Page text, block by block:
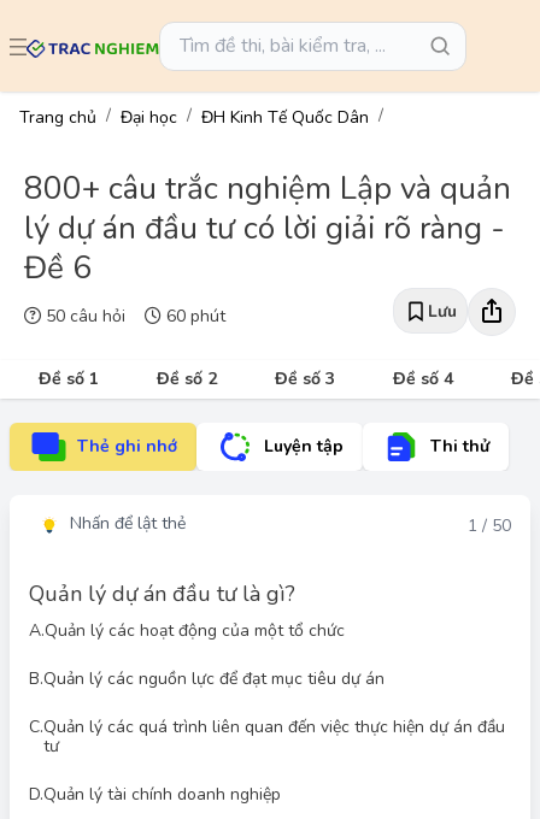
Trang chủ Đại học ĐH Kinh Tế Quốc Dân
800+ câu trắc nghiệm Lập và quản
lý dự án đầu tư có lời giải rõ ràng -
Đề 6
50 câu hỏi 60 phút Lưu
Đề số 1 Đề số 2 Đề số 3 Đề số 4 Đề
Thẻ ghi nhớ Luyện tập Thi thử
Nhấn để lật thẻ 1 / 50
Quản lý dự án đầu tư là gì?
A.Quản lý các hoạt động của một tổ chức
B.Quản lý các nguồn lực để đạt mục tiêu dự án
C.Quản lý các quá trình liên quan đến việc thực hiện dự án đầu
tư
D.Quản lý tài chính doanh nghiệp
Đáp án đúng: C
Quản lý dự án đầu tư là việc quản lý các quá trình liên quan
đến khi kết thúc dự án, bao gồm quản lý phạm vi, thời gian, chi
phí, chất lượng, nguồn nhân lực, thông tin liên lạc, rủi ro và các